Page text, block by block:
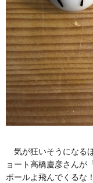
気が狂いそうになる
ョート高橋慶彦さん
ボールよ飛んでくるな